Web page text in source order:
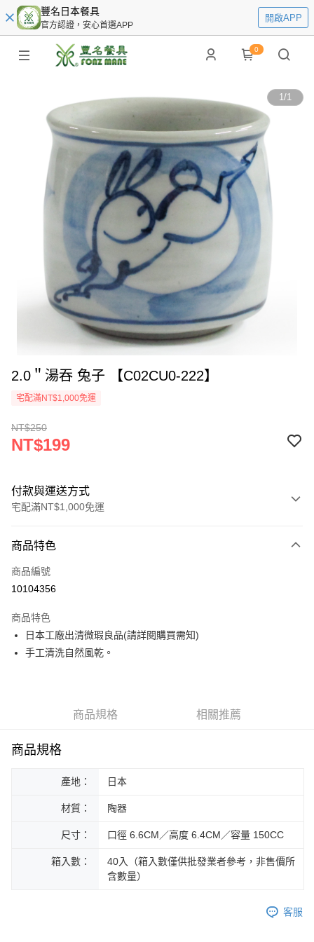
豐名日本餐具
官方認證，安心首選APP
開啟APP
0
1/1
2.0＂湯吞 兔子 【C02CU0-222】
宅配滿NT$1,000免運
NT$250
NT$199
付款與運送方式
宅配滿NT$1,000免運
信用卡一次付款
LINE Pay
街口支付
悠遊付
運送方式
每筆NT$200，滿NT$1,000(含以上)免運費
黑貓外島宅配
每筆NT$360
商品特色
商品編號
10104356
商品特色
日本工廠出清微瑕良品(請詳閱購買需知)
手工清洗自然風乾。
商品規格 相關推薦
商品規格
產地： 日本
材質： 陶器
尺寸： 口徑 6.6CM／高度 6.4CM／容量 150CC
箱入數：
40入（箱入數僅供批發業者參考，非售價所
含數量）
客服